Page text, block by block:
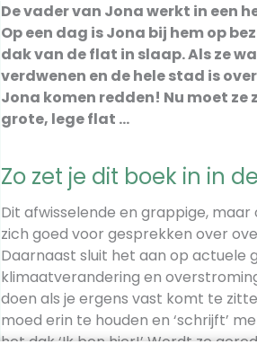
De vader van Jona werkt in een
Op een dag is Jona bij hem op
dak van de flat in slaap. Als ze
verdwenen en de hele stad is
Jona komen redden! Nu moet ze
grote, lege flat …
Zo zet je dit boek in in
Dit afwisselende en grappige,
zich goed voor gesprekken over
Daarnaast sluit het aan op actuele
klimaatverandering en
doen als je ergens vast komt te
moed erin te houden en ‘schrijft’
het dak ‘Ik ben hier!’ Wordt ze